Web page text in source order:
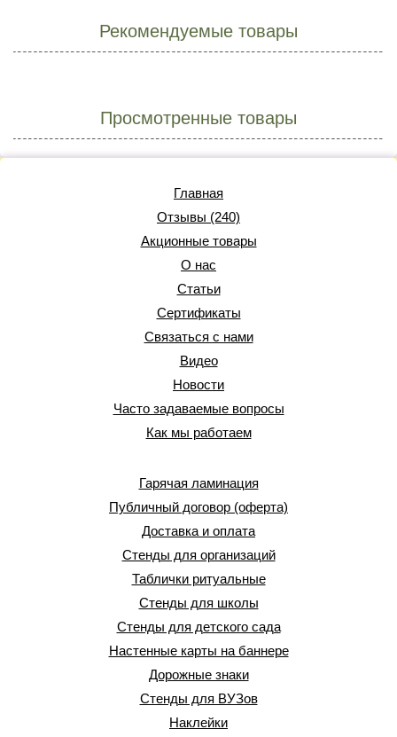
Рекомендуемые товары
Просмотренные товары
Главная
Отзывы (240)
Акционные товары
О нас
Статьи
Сертификаты
Связаться с нами
Видео
Новости
Часто задаваемые вопросы
Как мы работаем
Гарячая ламинация
Публичный договор (оферта)
Доставка и оплата
Стенды для организаций
Таблички ритуальные
Стенды для школы
Стенды для детского сада
Настенные карты на баннере
Дорожные знаки
Стенды для ВУЗов
Наклейки